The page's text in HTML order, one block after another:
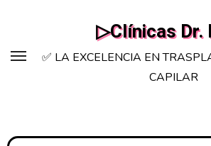
contenido
▷Clínicas Dr.
✅ LA EXCELENCIA EN
CAPILAR